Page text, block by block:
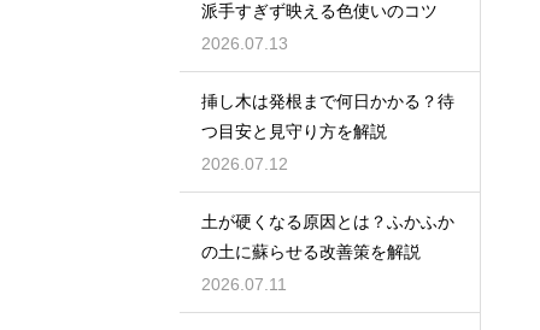
派手すぎず映える色使いのコツ
2026.07.13
挿し木は発根まで何日かかる？待
つ目安と見守り方を解説
2026.07.12
土が硬くなる原因とは？ふかふか
の土に蘇らせる改善策を解説
2026.07.11